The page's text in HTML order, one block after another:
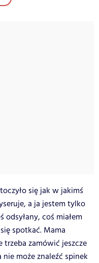
się jak w jakimś
a ja jestem tylko
odsyłany, coś miałem
spotkać. Mama
trzeba zamówić jeszcze
może znaleźć spinek